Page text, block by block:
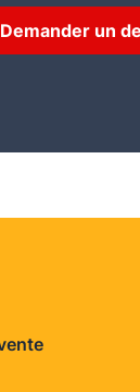
Demander un